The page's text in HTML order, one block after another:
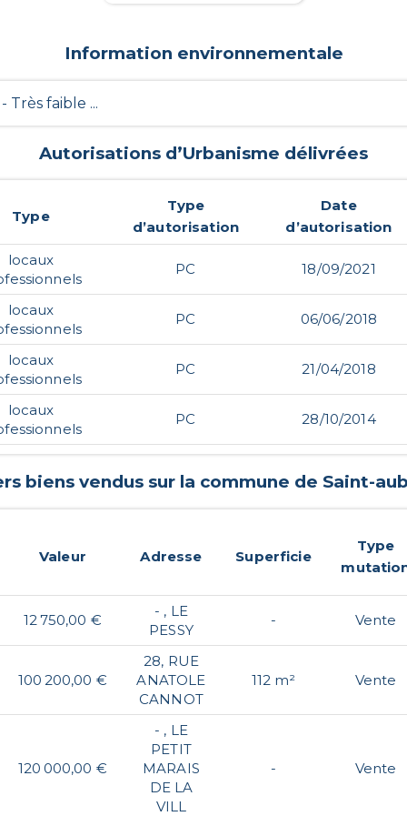
Information environnementale
- Très faible ...
Autorisations d’Urbanisme délivrées
Type
Type
d’autorisation
Date
d’autorisation
locaux
PC 18/09/2021
locaux
PC 06/06/2018
locaux
PC 21/04/2018
locaux
PC 28/10/2014
biens vendus sur la commune de Saint-
Valeur Adresse Superficie
Type
12 750,00 €
- , LE
PESSY
- Vente
100 200,00 €
28, RUE
ANATOLE
CANNOT
112 m² Vente
120 000,00 €
- , LE
PETIT
MARAIS
DE LA
VILL
- Vente